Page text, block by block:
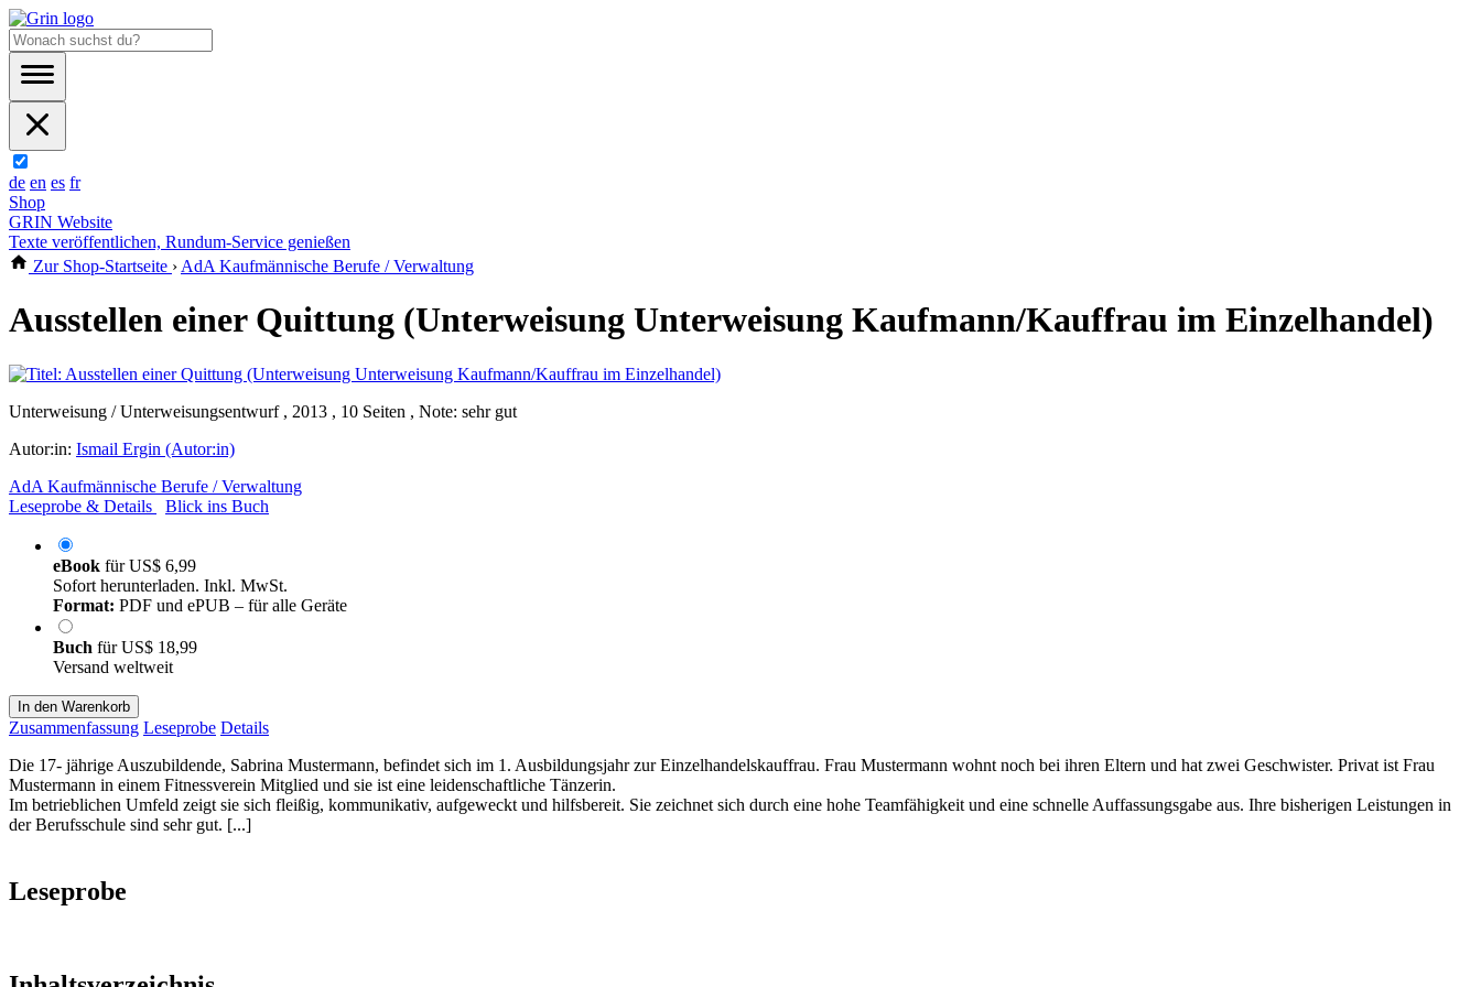
de en es fr
Shop
GRIN Website
Texte veröffentlichen, Rundum-Service genießen
Zur Shop-Startseite › AdA Kaufmännische Berufe / Verwaltung
Ausstellen einer Quittung (Unterweisung Unterweisung Kaufmann/Kauffrau im Einzelhandel)
Unterweisung / Unterweisungsentwurf , 2013 , 10 Seiten , Note: sehr gut
Autor:in: Ismail Ergin (Autor:in)
AdA Kaufmännische Berufe / Verwaltung
Leseprobe & Details
Blick ins Buch
eBook fürUS$ 6,99
Sofort herunterladen. Inkl. MwSt.
Format: PDF und ePUB – für alle Geräte
Buch fürUS$ 18,99
Versand weltweit
In den Warenkorb
Zusammenfassung Leseprobe Details
Die 17- jährige Auszubildende, Sabrina Mustermann, befindet sich im 1. Ausbildungsjahr zur Einzelhandelskauffrau. Frau Mustermann wohnt noch bei ihren Eltern und hat zwei Geschwister. Privat ist Frau
Mustermann in einem Fitnessverein Mitglied und sie ist eine leidenschaftliche Tänzerin.
Im betrieblichen Umfeld zeigt sie sich fleißig, kommunikativ, aufgeweckt und hilfsbereit. Sie zeichnet sich durch eine hohe Teamfähigkeit und eine schnelle Auffassungsgabe aus. Ihre bisherigen Leistungen in
der Berufsschule sind sehr gut. [...]
Leseprobe